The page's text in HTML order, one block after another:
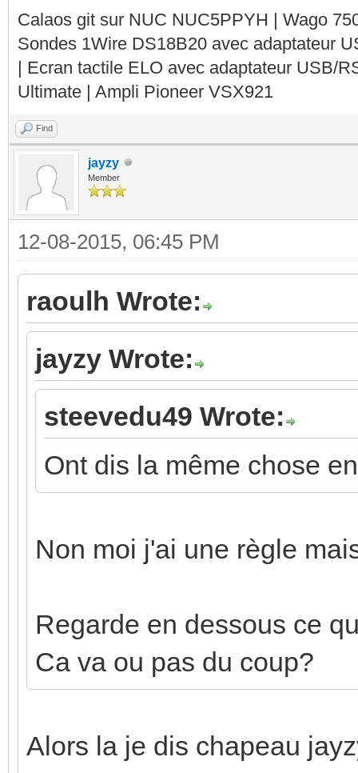
Calaos git sur NUC NUC5PPYH | Wago
Sondes 1Wire DS18B20 avec adaptateur
| Ecran tactile ELO avec adaptateur USB/
Ultimate | Ampli Pioneer VSX921
Find
jayzy
Member
12-08-2015, 06:45 PM
raoulh Wrote:
jayzy Wrote:
steevedu49 Wrote:
Ont dis la même chose
Non moi j'ai une règle
Regarde en dessous ce
Ca va ou pas du coup?
Alors la je dis chapeau